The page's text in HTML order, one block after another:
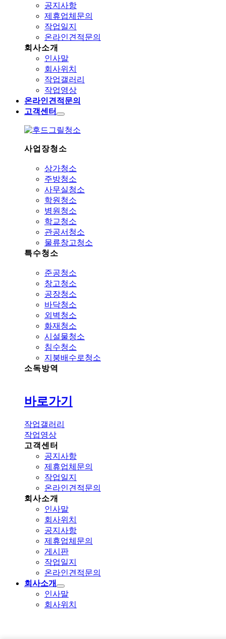
공지사항
제휴업체문의
작업일지
온라인견적문의
회사소개
인사말
회사위치
작업갤러리
작업영상
온라인견적문의
고객센터
사업장청소
상가청소
주방청소
사무실청소
학원청소
병원청소
학교청소
관공서청소
물류창고청소
특수청소
준공청소
창고청소
공장청소
바닥청소
외벽청소
화재청소
시설물청소
침수청소
지붕배수로청소
소독방역
바로가기
작업갤러리
작업영상
고객센터
공지사항
제휴업체문의
작업일지
온라인견적문의
회사소개
인사말
회사위치
공지사항
제휴업체문의
게시판
작업일지
온라인견적문의
회사소개
인사말
회사위치